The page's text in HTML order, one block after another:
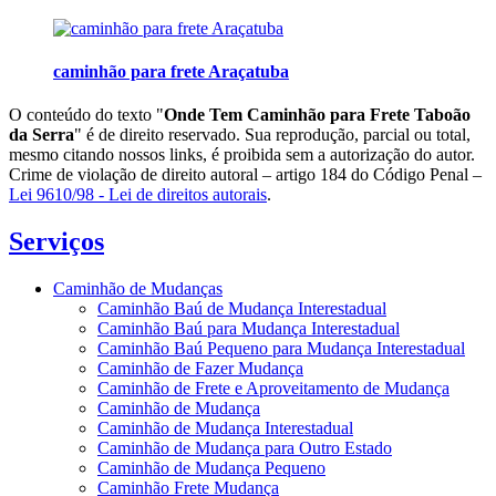
caminhão para frete Araçatuba
O conteúdo do texto "Onde Tem Caminhão para Frete Taboão
da Serra" é de direito reservado. Sua reprodução, parcial ou total,
mesmo citando nossos links, é proibida sem a autorização do autor.
Crime de violação de direito autoral – artigo 184 do Código Penal –
Lei 9610/98 - Lei de direitos autorais.
Serviços
Caminhão de Mudanças
Caminhão Baú de Mudança Interestadual
Caminhão Baú para Mudança Interestadual
Caminhão Baú Pequeno para Mudança Interestadual
Caminhão de Fazer Mudança
Caminhão de Frete e Aproveitamento de Mudança
Caminhão de Mudança
Caminhão de Mudança Interestadual
Caminhão de Mudança para Outro Estado
Caminhão de Mudança Pequeno
Caminhão Frete Mudança